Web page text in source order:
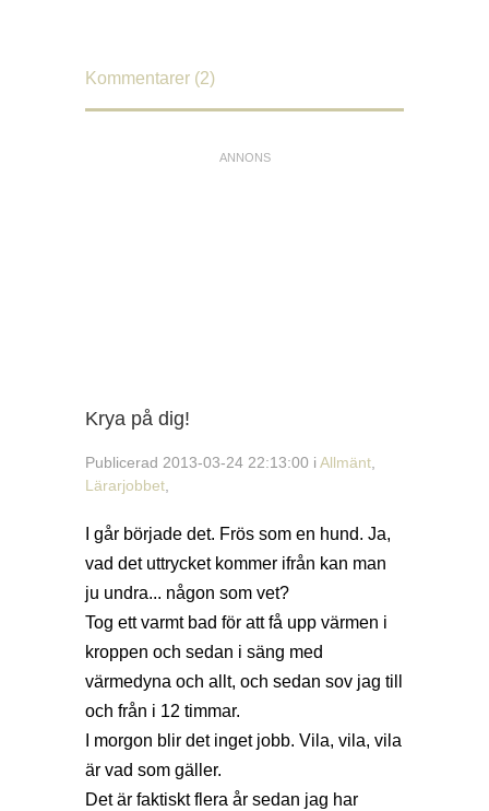
Kommentarer (2)
Krya på dig!
Publicerad 2013-03-24 22:13:00 i Allmänt
Lärarjobbet
I går började det. Frös som en hund. Ja,
vad det uttrycket kommer ifrån kan man
ju undra... någon som vet?
Tog ett varmt bad för att få upp värmen i
kroppen och sedan i säng med
värmedyna och allt, och sedan sov jag till
och från i 12 timmar.
I morgon blir det inget jobb. Vila, vila, vila
är vad som gäller.
Det är faktiskt flera år sedan jag har